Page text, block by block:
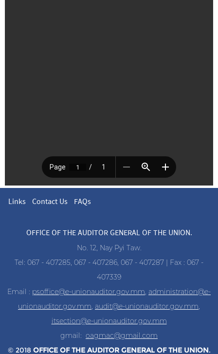
Links Contact Us FAQs
OFFICE OF THE AUDITOR GENERAL OF THE UNION.
No. 12, Nay Pyi Taw.
Tel: 067 - 407285, 067 - 407286, 067 - 407287 | Fax : 067 -
407339
Email : psoffice@e-unionauditor.gov.mm administration@e-
unionauditor.gov.mm audit@e-unionauditor.gov.mm
itsection@e-unionauditor.gov.mm
gmail: oagmac@gmail.com
© 2018 OFFICE OF THE AUDITOR GENERAL OF THE UNION.